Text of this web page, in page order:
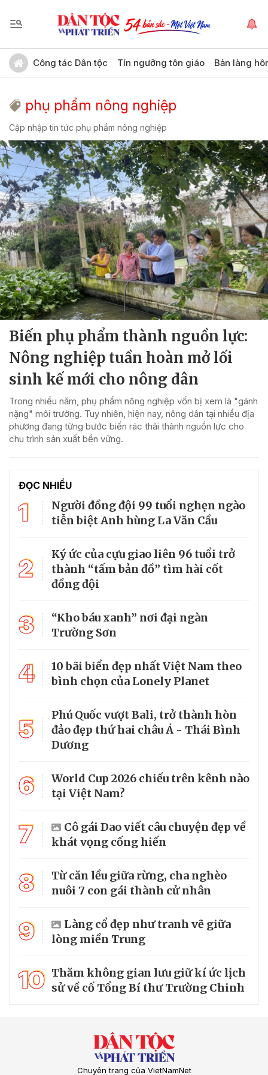
Công tác Dân tộc Tín ngưỡng tôn giáo Bản làng
phụ phẩm nông nghiệp
Cập nhập tin tức phụ phẩm nông nghiệp
Biến phụ phẩm thành nguồn lực:
Nông nghiệp tuần hoàn mở lối
sinh kế mới cho nông dân
Trong nhiều năm, phụ phẩm nông nghiệp vốn bị xem là "gánh
nặng" môi trường. Tuy nhiên, hiện nay, nông dân tại nhiều địa
phương đang từng bước biến rác thải thành nguồn lực cho
chu trình sản xuất bền vững.
ĐỌC NHIỀU
1
Người đồng đội 99 tuổi nghẹn ngào
tiễn biệt Anh hùng La Văn Cầu
2
Ký ức của cựu giao liên 96 tuổi trở
thành “tấm bản đồ” tìm hài cốt
đồng đội
3
“Kho báu xanh” nơi đại ngàn
Trường Sơn
4
10 bãi biển đẹp nhất Việt Nam theo
bình chọn của Lonely Planet
5
Phú Quốc vượt Bali, trở thành hòn
đảo đẹp thứ hai châu Á - Thái Bình
Dương
6
World Cup 2026 chiếu trên kênh nào
tại Việt Nam?
7
Cô gái Dao viết câu chuyện đẹp về
khát vọng cống hiến
8
Từ căn lều giữa rừng, cha nghèo
nuôi 7 con gái thành cử nhân
9
Làng cổ đẹp như tranh vẽ giữa
lòng miền Trung
10 Thăm không gian lưu giữ kí ức lịch
sử về cố Tổng Bí thư Trường Chinh
Chuyên trang của VietNamNet